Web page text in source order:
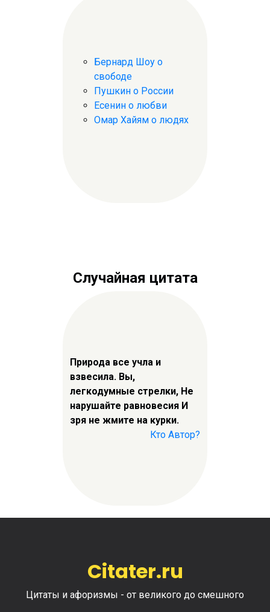
Бернард Шоу о
свободе
Пушкин о России
Есенин о любви
Омар Хайям о людях
Случайная цитата
Природа все учла и
взвесила. Вы,
легкодумные стрелки, Не
нарушайте равновесия И
зря не жмите на курки.
Кто Автор?
Citater.ru
Цитаты и афоризмы - от великого до смешного